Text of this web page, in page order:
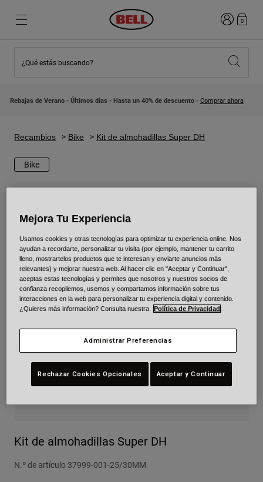
Novedades
Cascos Motocross Niño
Explora Moto
Abiertos / Jet
Motocross
Adventure
Ver todo
Novedades
Lifestyle
Integrales
Carretera y Gravel
Urban
BMX
Ver todo
Iniciar0
¿Qué estás buscando?
Rebajas de Verano - Últimos días - Hasta un 40% de descuento - Comprar ahora
Recambios Bike Kit de almohadillas Super DH
Bike
Kit de almohadillas Super DH
N.º de artículo 37999-001-25/30MM
Mejora Tu Experiencia
Usamos cookies y otras tecnologías para optimizar tu experiencia online. Nos
ayudan a recordarte, personalizar tu visita (por ejemplo, mantener tu carrito
lleno, mostrartelos productos que te interesan y enviarte anuncios más
relevantes) y mejorar nuestra web. Al hacer clic en "Aceptar y Continuar",
aceptas estas tecnologías y permites que nosotros y nuestros socios de
confianza recopilemos, usemos y compartamos información sobre tus
interacciones en la web para personalizar tu experiencia digital y contenido.
¿Quieres más información? Consulta nuestra Política de Privacidad
Administrar Preferencias
Rechazar Cookies Opcionales Aceptar y Continuar